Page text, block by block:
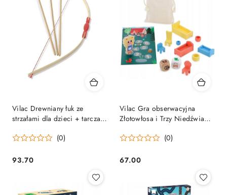
Vilac Drewniany łuk ze
strzałami dla dzieci + tarcza i
(0)
Cena:
93.70
Vilac Gra obserwacyjna
Złotowłosa i Trzy Niedźwiadki
(0)
Cena:
67.00